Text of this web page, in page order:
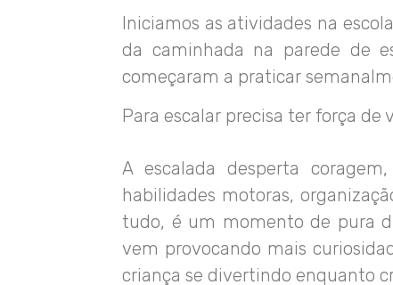
Iniciamos as atividades na
da caminhada na parede de
começaram a praticar
Para escalar precisa ter força de
A escalada desperta
habilidades motoras,
tudo, é um momento de pura
vem provocando mais
criança se divertindo enquanto